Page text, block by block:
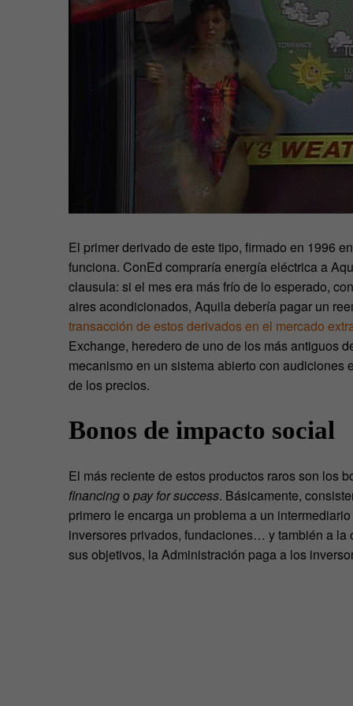
El primer derivado de este tipo, firmado en 1996
funciona. ConEd compraría energía eléctrica a
clausula: si el mes era más frío de lo esperado,
aires acondicionados, Aquila debería pagar un
transacción de estos derivados en el mercado
Exchange, heredero de uno de los más antiguos
mecanismo en un sistema abierto con
de los precios.
Bonos de impacto social
El más reciente de estos productos raros son los
financingo pay for success. Básicamente,
primero le encarga un problema a un
inversores privados, fundaciones… y también a
sus objetivos, la Administración paga a los